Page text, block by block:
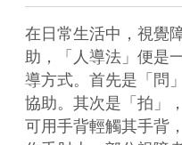
在日常生活中，視覺
助，「人導法」便是
導方式。首先是「問
協助。其次是「拍」
可用手背輕觸其手背